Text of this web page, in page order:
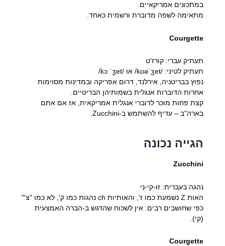
במתכונים אמריקאיים.
מתאימה לשפה מדוברת ורשמית כאחד.
Courgette
תעתיק עברי: קורז'ט
תעתיק לטיני: /kʊəˈʒet/ או /kɔːˈʒet/
נפוץ בבריטניה, אירלנד, דרום אפריקה ובמדינות מסוימות
אחרות הדוברות אנגלית בשמותיהן הבריטיים.
קצת פחות מוכר לדוברי אנגלית אמריקאית, אז אם אתם
בארה"ב – עדיף להשתמש ב-Zucchini.
הגייה נכונה
Zucchini
נהגה בעברית: זוּ-קִי-נִי
האות Z נשמעת כמו ז', והאותיות ch נהגות כמו ק', לא כמו "צ'"
כפי שחושבים רבים. אין לשכוח שהדגש ב-הברה האמצעית
(קִי).
Courgette